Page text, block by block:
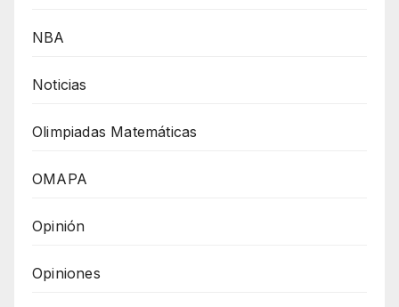
NBA
Noticias
Olimpiadas Matemáticas
OMAPA
Opinión
Opiniones